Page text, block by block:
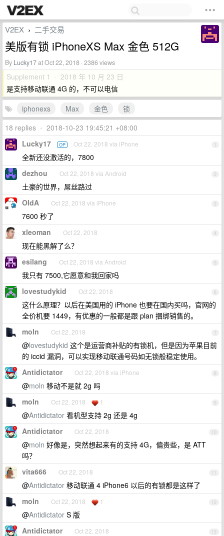
V2EX › 二手交易
美版有锁 iPhoneXS Max 金色 512G
By Lucky17at Oct 22, 2018 · 2386 views
Supplement 1 · 2018 年 10 月 23 日
是支持移动联通 4G 的，不可以电信
iphonexs
Max 金色
锁
18 replies • 2018-10-23 19:45:21 +08:00
1
Lucky17 OP Oct 22, 2018 via iPhone
全新还没激活的，7800
2
dezhou Oct 22, 2018 via Android
土豪的世界，屌丝路过
3
OldA Oct 22, 2018 via iPhone
7600 秒了
4
xleoman Oct 22, 2018
现在能黑解了么？
5
esilang Oct 22, 2018 via Android
我只有 7500,它愿意和我回家吗
6
lovestudykid Oct 22, 2018
这什么原理？以后在美国用的 iPhone 也要在国内买吗，官网的
全价机要 1449，有优惠的一般都是跟 plan 捆绑销售的。
7
moln Oct 22, 2018
@lovestudykid 这个是运营商补贴的有锁机，但是因为苹果目前
的 iccid 漏洞，可以实现移动联通号码如无锁般稳定使用。
8
Antidictator Oct 22, 2018 via iPhone
@moln 移动不是就 2g 吗
9
moln Oct 22, 2018 1
@Antidictator 看机型支持 2g 还是 4g
10
Antidictator Oct 22, 2018
@moln 好像是，突然想起来有的支持 4G，偏贵些，是 ATT
吗？
11
vita666 Oct 22, 2018
@Antidictator 移动联通 4 iPhone6 以后的有锁都是这样了
12
moln Oct 22, 2018 1
@Antidictator S 版
13
Antidictator Oct 22, 2018